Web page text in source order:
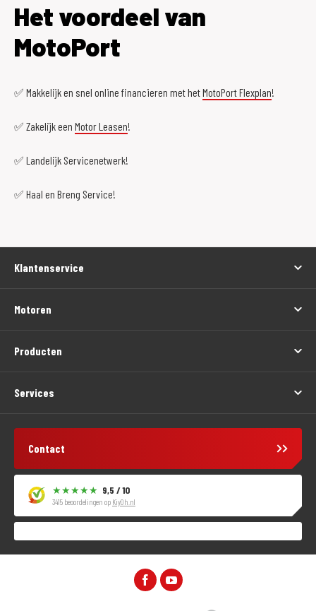
Het voordeel van
MotoPort
✅ Makkelijk en snel online financieren met hetMotoPort Flexplan!
✅ Zakelijk een Motor Leasen!
✅ Landelijk Servicenetwerk!
✅ Haal en Breng Service!
Klantenservice
Motoren
Producten
Services
Contact
9,5 / 10
3415 beoordelingen op KiyOh.nl